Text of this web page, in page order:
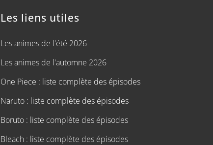
Les liens utiles
Les animes de l'été 2026
Les animes de l'automne 2026
One Piece : liste complète des épisodes
Naruto : liste complète des épisodes
Boruto : liste complète des épisodes
Bleach : liste complète des épisodes